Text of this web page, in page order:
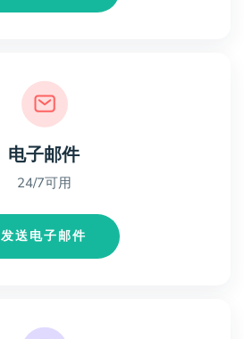
电子邮件
24/7可用
发送电子邮件